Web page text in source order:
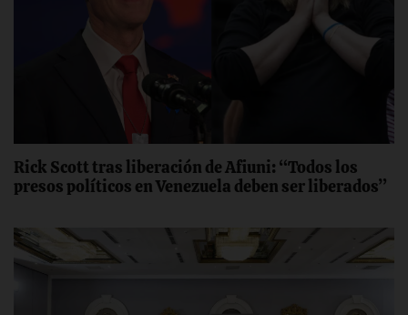
Rick Scott tras liberación de Afiuni: “Todos los
presos políticos en Venezuela deben ser liberados”